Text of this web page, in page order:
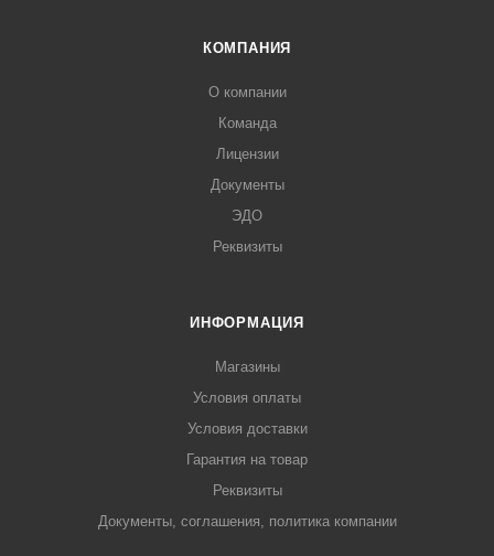
КОМПАНИЯ
О компании
Команда
Лицензии
Документы
ЭДО
Реквизиты
ИНФОРМАЦИЯ
Магазины
Условия оплаты
Условия доставки
Гарантия на товар
Реквизиты
Документы, соглашения, политика компании